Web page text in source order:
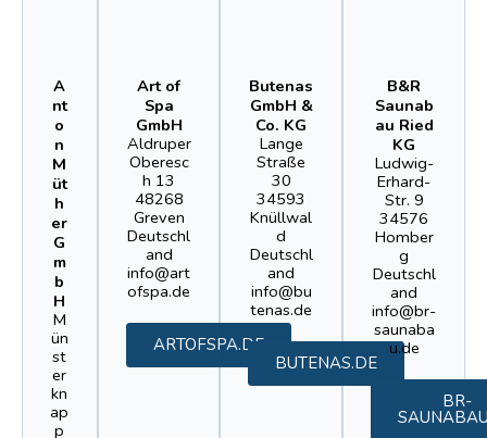
A
nt
o
n
M
üt
h
er
G
m
b
H
M
ün
st
er
kn
ap
p
Art of
Spa
GmbH
Aldruper
Oberesc
h 13
48268
Greven
Deutschl
and
info@art
ofspa.de
ARTOFSPA.DE
Butenas
GmbH &
Co. KG
Lange
Straße
30
34593
Knüllwal
d
Deutschl
and
info@bu
tenas.de
BUTENAS.DE
B&R
Saunab
au Ried
KG
Ludwig-
Erhard-
Str. 9
34576
Homber
g
Deutschl
and
info@br-
saunaba
u.de
BR-